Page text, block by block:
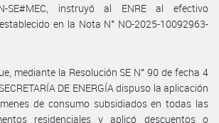
SE#MEC, instruyó al ENRE al efectivo
en la Nota N° NO-2025-10092963-
mediante la Resolución SE N° 90 de fecha 4
DE ENERGÍA dispuso la aplicación
de consumo subsidiados en todas las
residenciales y aplicó descuentos o